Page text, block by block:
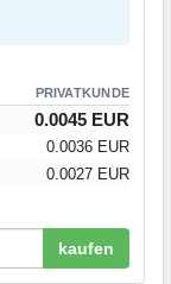
PRIVATKUNDE
0.0045 EUR
0.0036 EUR
0.0027 EUR
kaufen